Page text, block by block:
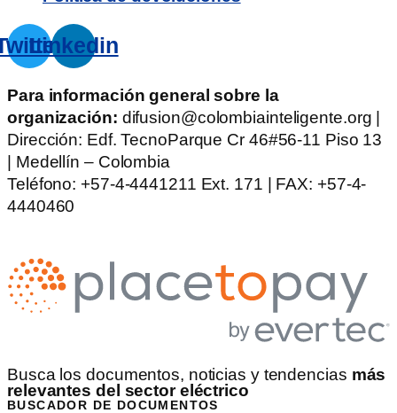
Linkedin
Para información general sobre la
organización: difusion@colombiainteligente.org |
Dirección: Edf. TecnoParque Cr 46#56-11 Piso 13
| Medellín – Colombia
Teléfono: +57-4-4441211 Ext. 171 | FAX: +57-4-
4440460
Busca los documentos, noticias y tendencias más
relevantes del sector eléctrico
BUSCADOR DE DOCUMENTOS